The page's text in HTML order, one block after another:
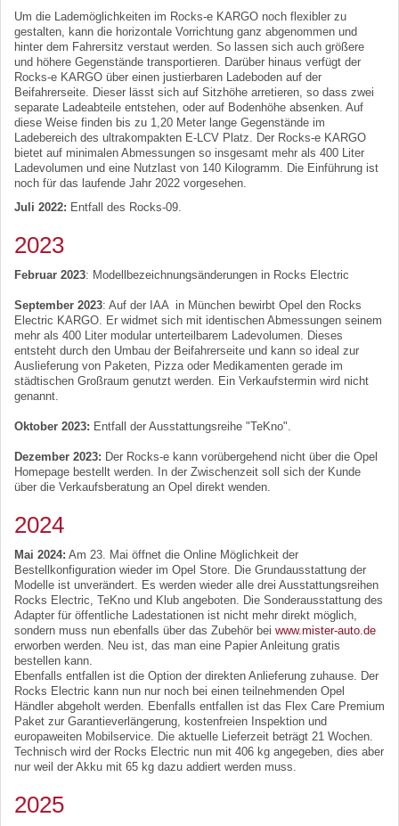
Um die Lademöglichkeiten im Rocks-e KARGO noch flexibler zu
gestalten, kann die horizontale Vorrichtung ganz abgenommen und
hinter dem Fahrersitz verstaut werden. So lassen sich auch größere
und höhere Gegenstände transportieren. Darüber hinaus verfügt der
Rocks-e KARGO über einen justierbaren Ladeboden auf der
Beifahrerseite. Dieser lässt sich auf Sitzhöhe arretieren, so dass zwei
separate Ladeabteile entstehen, oder auf Bodenhöhe absenken. Auf
diese Weise finden bis zu 1,20 Meter lange Gegenstände im
Ladebereich des ultrakompakten E-LCV Platz. Der Rocks-e KARGO
bietet auf minimalen Abmessungen so insgesamt mehr als 400 Liter
Ladevolumen und eine Nutzlast von 140 Kilogramm. Die Einführung ist
noch für das laufende Jahr 2022 vorgesehen.
Juli 2022: Entfall des Rocks-09.
2023
Februar 2023: Modellbezeichnungsänderungen in Rocks Electric
September 2023: Auf der IAA in München bewirbt Opel den Rocks
Electric KARGO. Er widmet sich mit identischen Abmessungen seinem
mehr als 400 Liter modular unterteilbarem Ladevolumen. Dieses
entsteht durch den Umbau der Beifahrerseite und kann so ideal zur
Auslieferung von Paketen, Pizza oder Medikamenten gerade im
städtischen Großraum genutzt werden. Ein Verkaufstermin wird nicht
genannt.
Oktober 2023: Entfall der Ausstattungsreihe "TeKno".
Dezember 2023: Der Rocks-e kann vorübergehend nicht über die Opel
Homepage bestellt werden. In der Zwischenzeit soll sich der Kunde
über die Verkaufsberatung an Opel direkt wenden.
2024
Mai 2024: Am 23. Mai öffnet die Online Möglichkeit der
Bestellkonfiguration wieder im Opel Store. Die Grundausstattung der
Modelle ist unverändert. Es werden wieder alle drei Ausstattungsreihen
Rocks Electric, TeKno und Klub angeboten. Die Sonderausstattung des
Adapter für öffentliche Ladestationen ist nicht mehr direkt möglich,
sondern muss nun ebenfalls über das Zubehör bei www.mister-auto.de
erworben werden. Neu ist, das man eine Papier Anleitung gratis
bestellen kann.
Ebenfalls entfallen ist die Option der direkten Anlieferung zuhause. Der
Rocks Electric kann nun nur noch bei einen teilnehmenden Opel
Händler abgeholt werden. Ebenfalls entfallen ist das Flex Care Premium
Paket zur Garantieverlängerung, kostenfreien Inspektion und
europaweiten Mobilservice. Die aktuelle Lieferzeit beträgt 21 Wochen.
Technisch wird der Rocks Electric nun mit 406 kg angegeben, dies aber
nur weil der Akku mit 65 kg dazu addiert werden muss.
2025